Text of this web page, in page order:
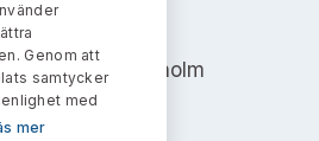
103 90 Stockholm
Genom att
samtycker
med
mer